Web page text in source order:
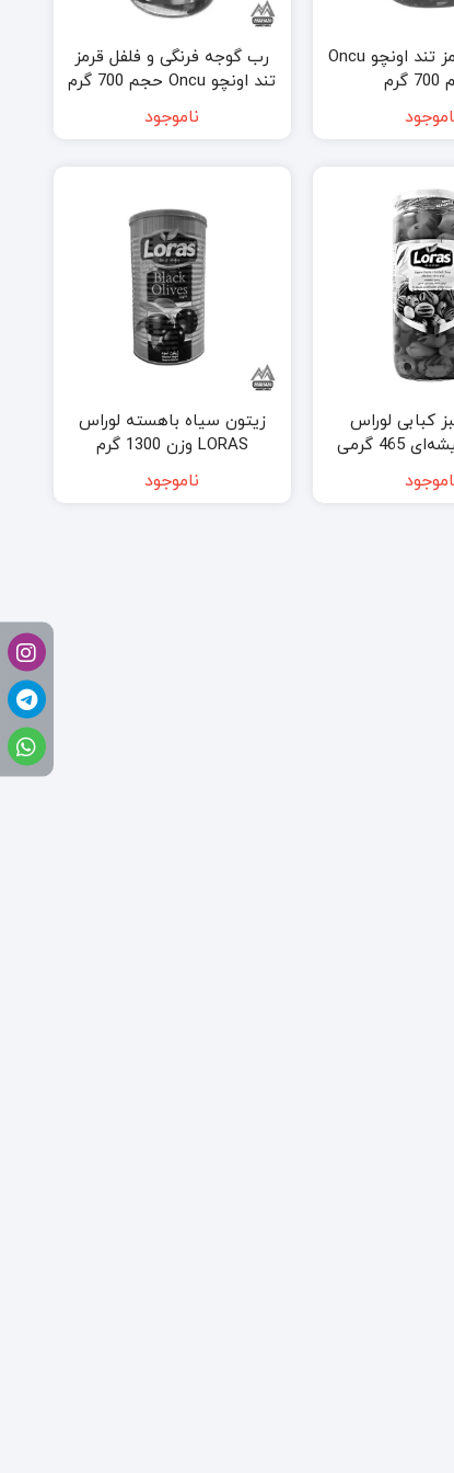
رب فلفل قرمز تند اونچو Oncu
رب گوجه فرنگی و فلفل قرمز
تند اونچو Oncu حجم 700 گرم
ناموجود
کبابی لوراس
زیتون سیاه باهسته لوراس
LORAS وزن 1300 گرم
ناموجود